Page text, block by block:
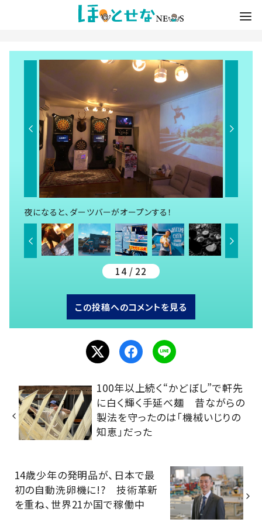
夜になると、ダーツバーがオープンする！
14 / 22
この投稿へのコメントを見る
100年以上続く“かどぼし”で軒先
に白く輝く手延べ麺 昔ながらの
製法を守ったのは「機械いじりの
知恵」だった
14歳少年の発明品が、日本で最
初の自動洗卵機に!? 技術革新
を重ね、世界21か国で稼働中